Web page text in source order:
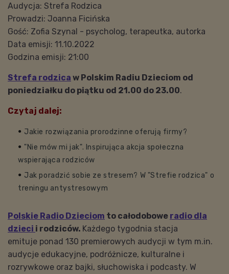
Audycja: Strefa Rodzica
Prowadzi: Joanna Ficińska
Gość: Zofia Szynal - psycholog, terapeutka, autorka
Data emisji: 11.10.2022
Godzina emisji: 21:00
Strefa rodzica w Polskim Radiu Dzieciom od
poniedziałku do piątku od 21.00 do 23.00.
Czytaj dalej:
Jakie rozwiązania prorodzinne oferują firmy?
"Nie mów mi jak". Inspirująca akcja społeczna
wspierająca rodziców
Jak poradzić sobie ze stresem? W "Strefie rodzica" o
treningu antystresowym
Polskie Radio Dzieciom to całodobowe radio dla
dzieci i rodziców. Każdego tygodnia stacja
emituje ponad 130 premierowych audycji w tym m.in.
audycje edukacyjne, podróżnicze, kulturalne i
rozrywkowe oraz bajki, słuchowiska i podcasty. W